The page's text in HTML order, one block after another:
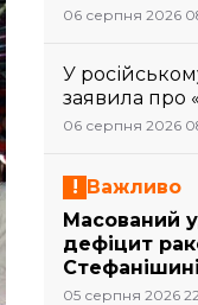
06 серпня 2026
У
заявила про
06 серпня 2026
Важливо
Масований
дефіцит
05 серпня 2026